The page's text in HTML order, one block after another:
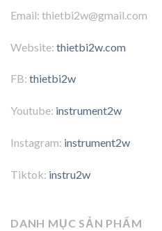
Email: thietbi2w@gmail.com
Website: thietbi2w.com
FB: thietbi2w
Youtube: instrument2w
Instagram: instrument2w
Tiktok: instru2w
DANH MỤC SẢN PHẨM